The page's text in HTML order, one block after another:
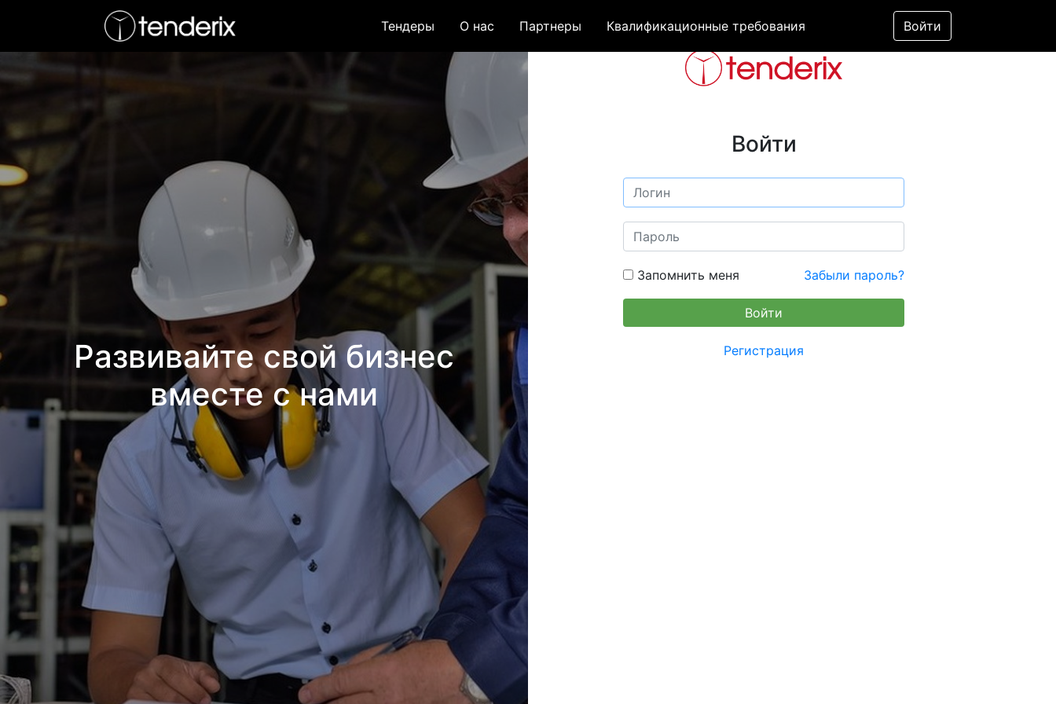
Тендеры О нас Партнеры Квалификационные требования Войти
Войти
Запомнить меня Забыли пароль?
Регистрация
Развивайте свой бизнес
вместе с нами